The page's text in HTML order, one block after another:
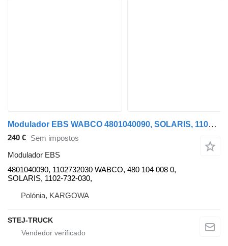
Modulador EBS WABCO 4801040090, SOLARIS, 1102-732-030, 1102732030, para camião Solaris
240 € Sem impostos
Modulador EBS
4801040090, 1102732030 WABCO, 480 104 008 0,
SOLARIS, 1102-732-030,
Polónia, KARGOWA
STEJ-TRUCK